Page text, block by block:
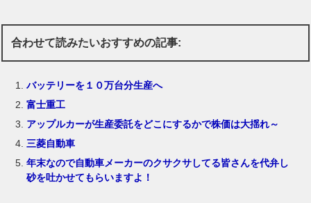
合わせて読みたいおすすめの記事:
バッテリーを１０万台分生産へ
富士重工
アップルカーが生産委託をどこにするかで株価は大揺れ～
三菱自動車
年末なので自動車メーカーのクサクサしてる皆さんを代弁し
砂を吐かせてもらいますよ！